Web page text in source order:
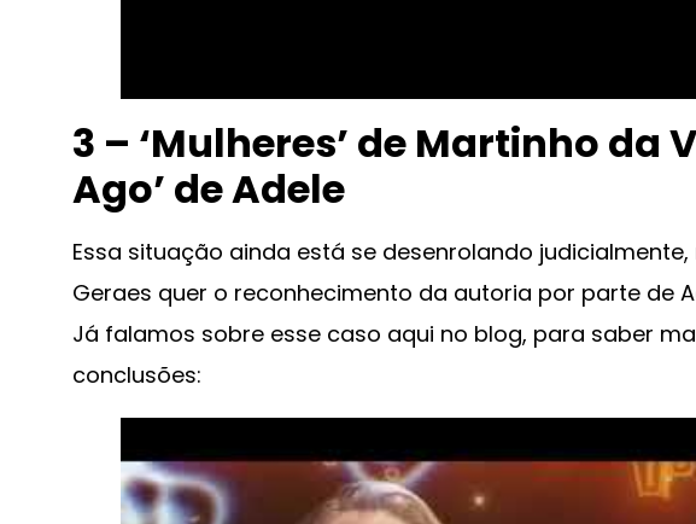
3 – ‘Mulheres’ de Martinho da
Ago’ de Adele
Essa situação ainda está se desenrolando judicialmente,
Geraes quer o reconhecimento da autoria por parte de
Já falamos sobre esse caso aqui no blog, para saber
conclusões: